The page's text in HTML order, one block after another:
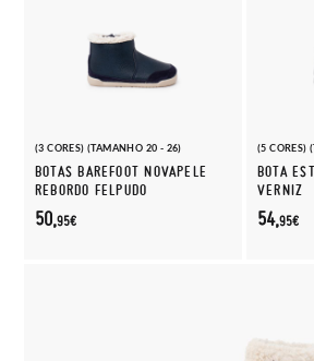
(3 CORES) (TAMANHO 20 - 26)
BOTAS BAREFOOT NOVAPELE
REBORDO FELPUDO
50,95€
(5 CORES)
BOTA
VERNIZ
54,95€